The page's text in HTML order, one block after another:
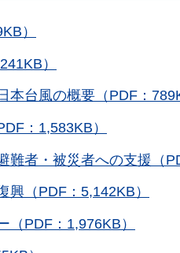
）
）
本台風の概要（PDF：
：1,583KB）
難者・被災者への支援（
興（PDF：5,142KB）
（PDF：1,976KB）